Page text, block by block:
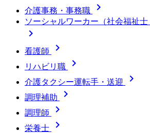
介護事務・事務職 
ソーシャルワーカー（社会福祉士

看護師 
リハビリ職 
介護タクシー運転手・送迎 
調理補助 
調理師 
栄養士 